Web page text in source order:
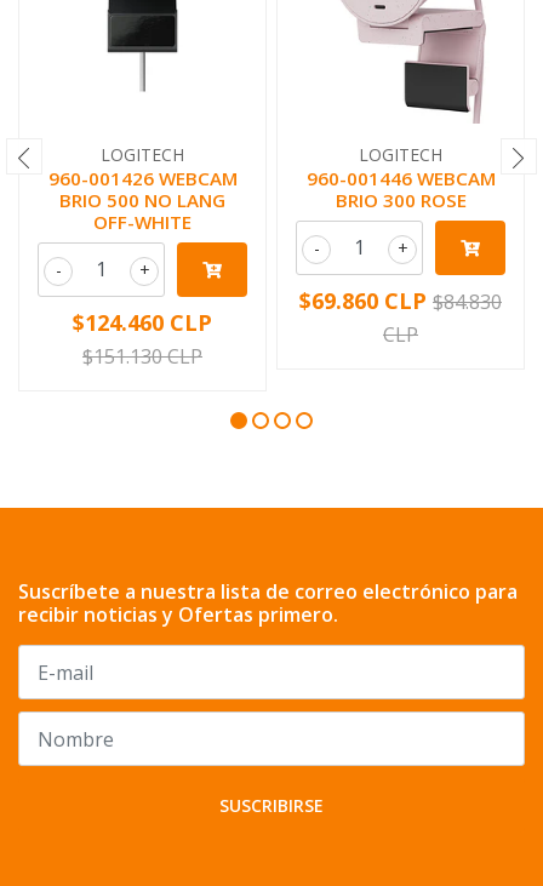
LOGITECH
960-001426 WEBCAM
BRIO 500 NO LANG
OFF-WHITE
+
-
$124.460 CLP
$151.130 CLP
LOGITECH
960-001446 WEBCAM
BRIO 300 ROSE
+
-
$69.860 CLP $84.830
CLP
Suscríbete a nuestra lista de correo electrónico para
recibir noticias y Ofertas primero.
SUSCRIBIRSE